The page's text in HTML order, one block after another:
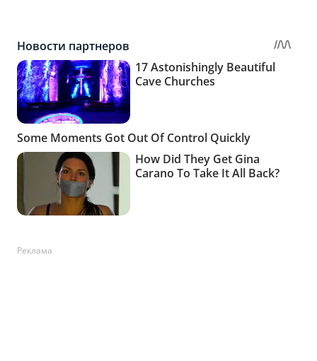
Реклама